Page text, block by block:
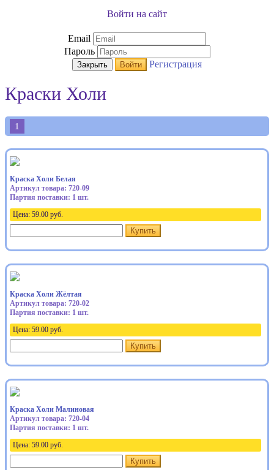
Войти на сайт
Email
Пароль
Закрыть Войти Регистрация
Краски Холи
1
Краска Холи Белая
Артикул товара: 720-09
Партия поставки: 1 шт.
Цена: 59.00 руб.
Купить
Краска Холи Жёлтая
Артикул товара: 720-02
Партия поставки: 1 шт.
Цена: 59.00 руб.
Купить
Краска Холи Малиновая
Артикул товара: 720-04
Партия поставки: 1 шт.
Цена: 59.00 руб.
Купить